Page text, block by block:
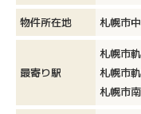
物件所在地 札幌市
最寄り駅
札幌市
札幌市
札幌市